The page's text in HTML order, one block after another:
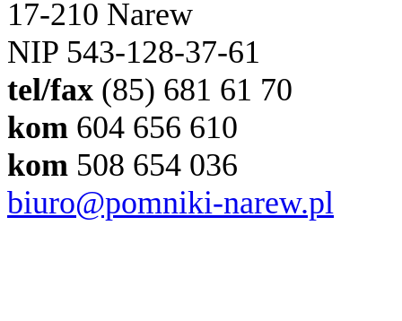
17-210 Narew
NIP 543-128-37-61
tel/fax (85) 681 61 70
kom 604 656 610
kom 508 654 036
biuro@pomniki-narew.pl